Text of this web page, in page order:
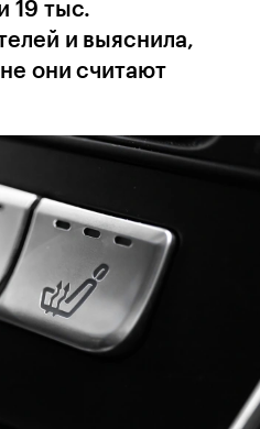
19 тыс.
и выяснила,
они считают